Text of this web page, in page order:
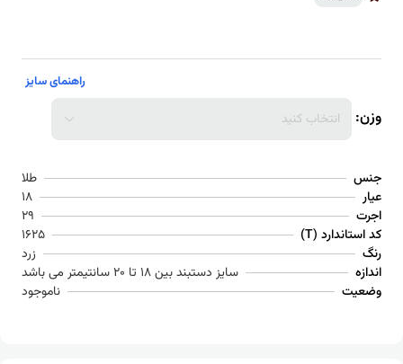
راهنمای سایز
وزن: انتخاب کنید
جنس
طلا
عیار
18
اجرت
29
کد استاندارد (T)
1625
رنگ
زرد
اندازه
سایز دستبند بین 18 تا 20 سانتیمتر می باشد
وضعیت
ناموجود